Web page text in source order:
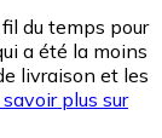
du temps pour
a été la moins
livraison et les
savoir plus sur